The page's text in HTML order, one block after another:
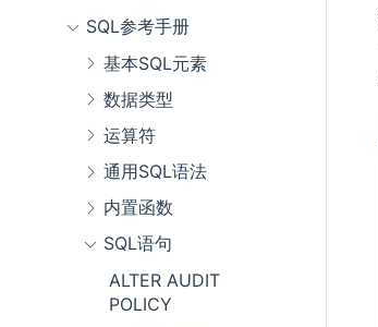
SQL参考手册
基本SQL元素
数据类型
运算符
通用SQL语法
内置函数
SQL语句
ALTER AUDIT
POLICY